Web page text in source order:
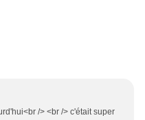
/> <br /> c'était super